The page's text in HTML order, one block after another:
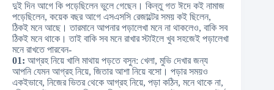
দুই দিন আগে কি পড়েছিলেন ভুলে গেছেন। কিন্তু গত ঈদে কই নামাজ
পড়েছিলেন, কয়েক বছর আগে এসএসসি রেজাল্টের সময় কই ছিলেন,
ঠিকই মনে আছে। তারমানে আপনার পড়ালেখা মনে না থাকলেও, বাকি সব
ঠিকই মনে থাকে। তাই বাকি সব মনে রাখার স্টাইলে খুব সহজেই পড়ালেখা
মনে রাখতে পারবেন-
01: আগ্রহ নিয়ে খালি মাথায় পড়তে বসুন: খেলা, মুভি দেখার জন্য
আপনি যেমন আগ্রহ নিয়ে, জিতার আশা নিয়ে বসো। পড়ার সময়ও
একইভাবে, নিজের ভিতর থেকে আগ্রহ নিয়ে, পড়া কঠিন, মনে থাকে না,